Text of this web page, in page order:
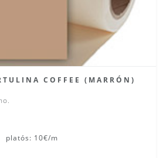
COFFEE (MARRÓN)
platós: 10€/m